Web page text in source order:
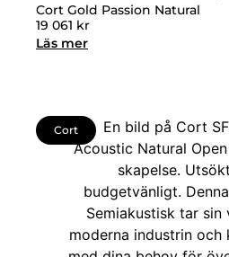
Cort Gold Passion Natural
19 061 kr
Läs mer
Cort